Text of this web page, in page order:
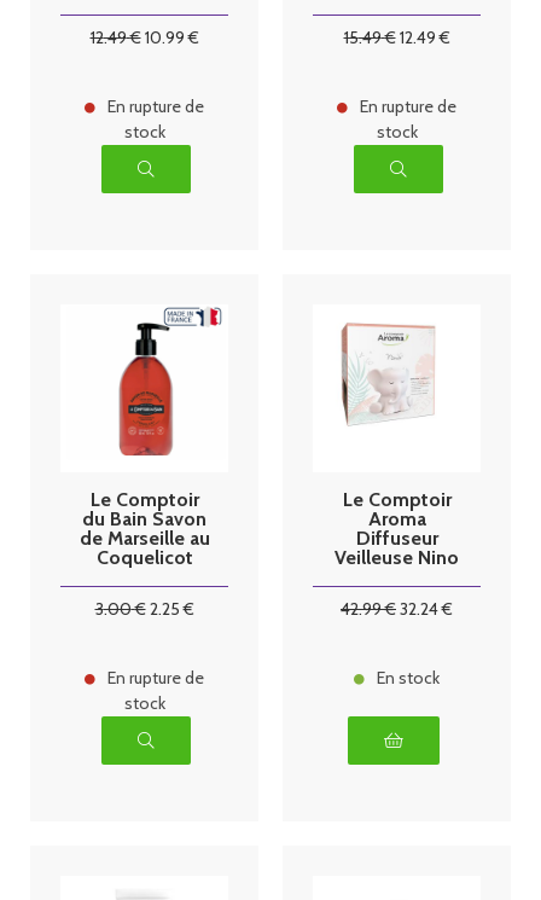
12.49€10.99€
En rupture de
stock
Peigne
15.49€12.49€
En rupture de
stock
Le Comptoir
du Bain Savon
de Marseille au
Coquelicot
3.00€2.25€
En rupture de
stock
Le Comptoir
Aroma
Diffuseur
Veilleuse Nino
42.99€32.24€
En stock